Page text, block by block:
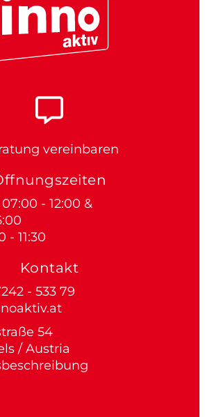
vereinbaren
- 12:00 &
- 11:30
Kontakt
- 533 79
54
/ Austria